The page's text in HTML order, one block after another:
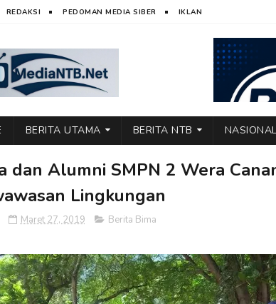
REDAKSI PEDOMAN MEDIA SIBER IKLAN
BERITA UTAMA BERITA NTB NASIONAL
dan Alumni SMPN 2 Wera
Lingkungan
Maret 27, 2019 Berita Bima